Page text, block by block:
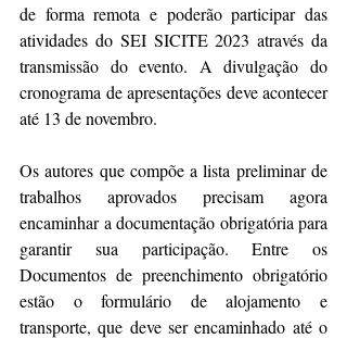
de forma remota e poderão participar das
atividades do SEI SICITE 2023 através da
transmissão do evento. A divulgação do
cronograma de apresentações deve acontecer
até 13 de novembro.
Os autores que compõe a lista preliminar de
trabalhos aprovados precisam agora
encaminhar a documentação obrigatória para
garantir sua participação. Entre os
Documentos de preenchimento obrigatório
estão o formulário de alojamento e
transporte, que deve ser encaminhado até o